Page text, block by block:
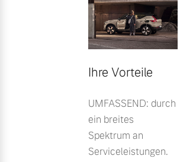
Ihre Vorteile
UMFASSEND: durch
ein breites
Spektrum an
Serviceleistungen.